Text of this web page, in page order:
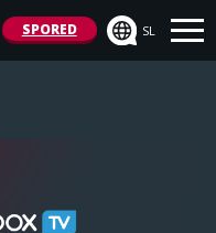
SPORED SL